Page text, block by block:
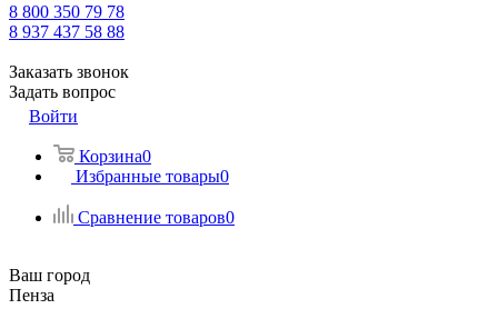
8 800 350 79 78
8 937 437 58 88
Заказать звонок
Задать вопрос
Войти
Корзина0
Избранные товары0
Сравнение товаров0
Ваш город
Пенза